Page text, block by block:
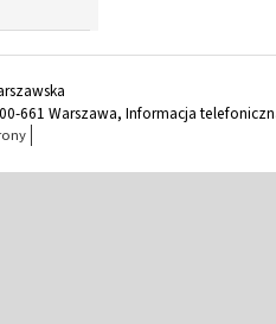
661 Warszawa, Informacja